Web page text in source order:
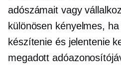
adószámait vagy
különösen kényelmes, ha
készítenie és jelentenie
megadott